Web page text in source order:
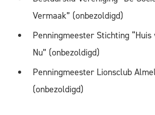
Vermaak” (onbezoldigd)
Penningmeester Stichting
Nu” (onbezoldigd)
Penningmeester Lionsclub
(onbezoldigd)